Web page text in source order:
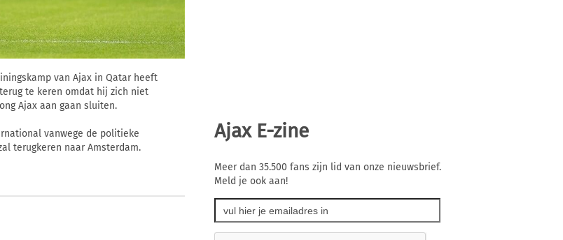
van Ajax in Qatar heeft
te keren omdat hij zich niet
Ajax aan gaan sluiten.
vanwege de politieke
terugkeren naar Amsterdam.
Ajax E-zine
Meer dan 35.500 fans zijn lid van onze nieuwsbrief.
Meld je ook aan!